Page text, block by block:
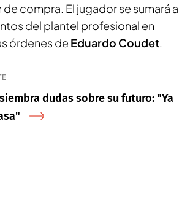
compra. El jugador se sumará a
del plantel profesional en
órdenes de Eduardo Coudet.
dudas sobre su futuro: "Ya